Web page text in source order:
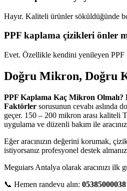
Hayır. Kaliteli ürünler söküldüğünde
PPF kaplama çizikleri önler
Evet. Özellikle kendini yenileyen
Doğru Mikron, Doğru
PPF Kaplama Kaç Mikron Olmalı?
Faktörler sorusunun cevabı aslında
geçer. 150 – 200 mikron arası kaliteli
uygulama ve düzenli bakım ile
Eğer aracınızın değerini korumak,
istiyorsanız profesyonel destek
Meguiars Antalya olarak aracınızı ilk
📞 Hemen randevu alın: 05385000038